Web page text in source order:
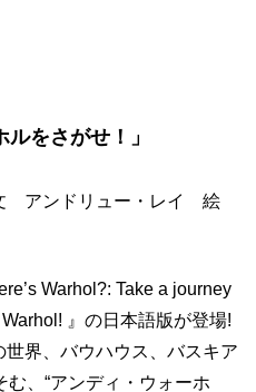
をさがせ！」
アンドリュー・レイ 絵
Warhol?: Take a journey
』の日本語版が登場!
界、バウハウス、バスキア
、“アンディ・ウォーホ